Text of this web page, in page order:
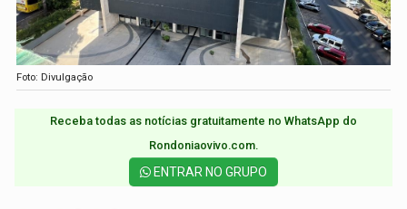
Foto: Divulgação
Receba todas as notícias gratuitamente no WhatsApp do
Rondoniaovivo.com.​
ENTRAR NO GRUPO